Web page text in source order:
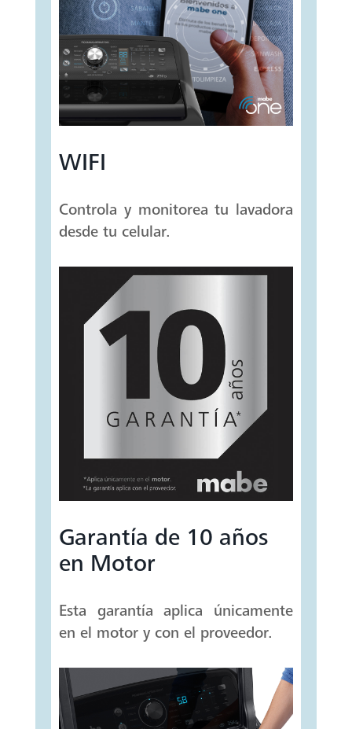
WIFI
Controla y monitorea tu lavadora
desde tu celular.
Garantía de 10 años
en Motor
Esta garantía aplica únicamente
en el motor y con el proveedor.